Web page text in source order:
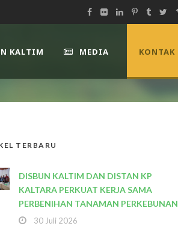
KALTIM MEDIA KONTAK
TERBARU
DISBUN KALTIM DAN DISTAN KP
KALTARA PERKUAT KERJA SAMA
PERBENIHAN TANAMAN PERKEBUNAN
30 Juli 2026